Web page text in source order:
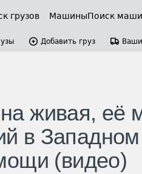
грузов МашиныПоиск
Добавить груз
живая, её
в
(видео)